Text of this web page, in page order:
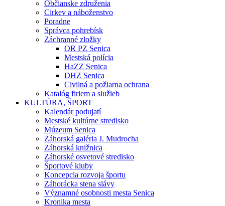
Občianske združenia
Cirkev a náboženstvo
Poradne
Správca pohrebísk
Záchranné zložky
OR PZ Senica
Mestská polícia
HaZZ Senica
DHZ Senica
Civilná a požiarna ochrana
Katalóg firiem a služieb
KULTÚRA, ŠPORT
Kalendár podujatí
Mestské kultúrne stredisko
Múzeum Senica
Záhorská galéria J. Mudrocha
Záhorská knižnica
Záhorské osvetové stredisko
Športové kluby
Koncepcia rozvoja športu
Záhorácka stena slávy
Významné osobnosti mesta Senica
Kronika mesta